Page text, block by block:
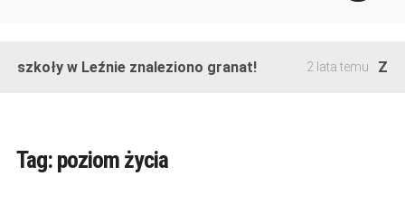
szkoły w Leźnie znaleziono granat! 2 lata temu
Tag: poziom życia